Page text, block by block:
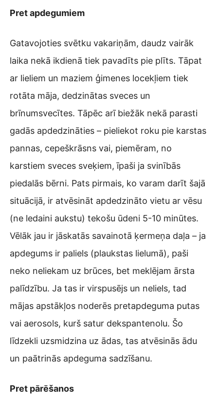
Pret apdegumiem
Gatavojoties svētku vakariņām, daudz vairāk
laika nekā ikdienā tiek pavadīts pie plīts. Tāpat
ar lieliem un maziem ģimenes locekļiem tiek
rotāta māja, dedzinātas sveces un
brīnumsvecītes. Tāpēc arī biežāk nekā parasti
gadās apdedzināties – pieliekot roku pie karstas
pannas, cepeškrāsns vai, piemēram, no
karstiem sveces sveķiem, īpaši ja svinībās
piedalās bērni. Pats pirmais, ko varam darīt šajā
situācijā, ir atvēsināt apdedzināto vietu ar vēsu
(ne ledaini aukstu) tekošu ūdeni 5-10 minūtes.
Vēlāk jau ir jāskatās savainotā ķermeņa daļa – ja
apdegums ir paliels (plaukstas lielumā), paši
neko neliekam uz brūces, bet meklējam ārsta
palīdzību. Ja tas ir virspusējs un neliels, tad
mājas apstākļos noderēs pretapdeguma putas
vai aerosols, kurš satur dekspantenolu. Šo
līdzekli uzsmidzina uz ādas, tas atvēsinās ādu
un paātrinās apdeguma sadzīšanu.
Pret pārēšanos